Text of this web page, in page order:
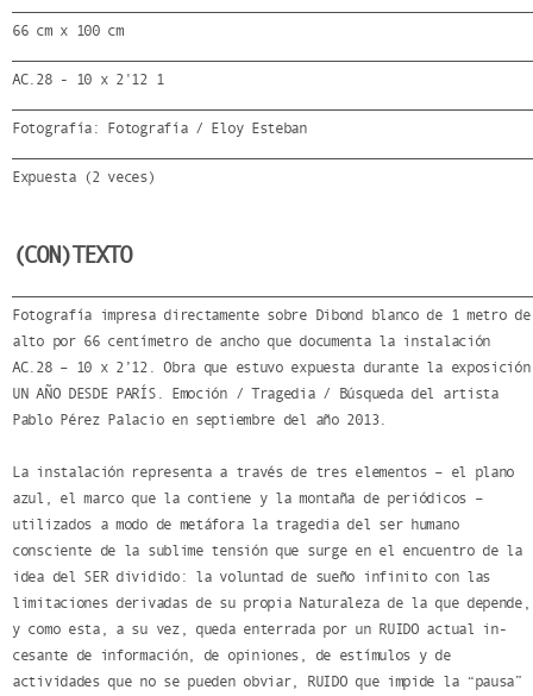
66 cm x 100 cm
AC.28 - 10 x 2'12 1
Fotografía: Fotografía / Eloy Esteban
Expuesta (2 veces)
(CON)TEXTO
Fotografía impresa directamente sobre Dibond blanco de 1 metro de
alto por 66 centímetro de ancho que documenta la instalación
AC.28 – 10 x 2’12. Obra que estuvo expuesta durante la exposición
UN AÑO DESDE PARÍS. Emoción / Tragedia / Búsqueda del artista
Pablo Pérez Palacio en septiembre del año 2013.
La instalación representa a través de tres elementos – el plano
azul, el marco que la contiene y la montaña de periódicos –
utilizados a modo de metáfora la tragedia del ser humano
consciente de la sublime tensión que surge en el encuentro de la
idea del SER dividido: la voluntad de sueño infinito con las
limitaciones derivadas de su propia Naturaleza de la que depende,
y como esta, a su vez, queda enterrada por un RUIDO actual in-
cesante de información, de opiniones, de estímulos y de
actividades que no se pueden obviar, RUIDO que impide la “pausa”